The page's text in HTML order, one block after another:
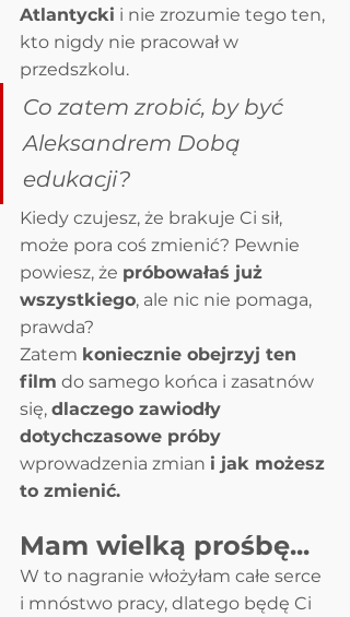
Atlantycki i nie zrozumie tego ten,
kto nigdy nie pracował w
przedszkolu.
Co zatem zrobić, by być
Aleksandrem Dobą
edukacji?
Kiedy czujesz, że brakuje Ci sił,
może pora coś zmienić? Pewnie
powiesz, że próbowałaś już
wszystkiego, ale nic nie pomaga,
prawda?
Zatem koniecznie obejrzyj ten
film do samego końca i zasatnów
się, dlaczego zawiodły
dotychczasowe próby
wprowadzenia zmian i jak możesz
to zmienić.
Mam wielką prośbę...
W to nagranie włożyłam całe serce
i mnóstwo pracy, dlatego będę Ci